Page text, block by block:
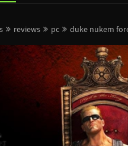
reviews pc duke nukem